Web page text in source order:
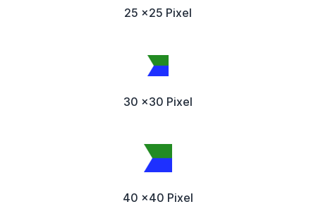
25 x25 Pixel
30 x30 Pixel
40 x40 Pixel